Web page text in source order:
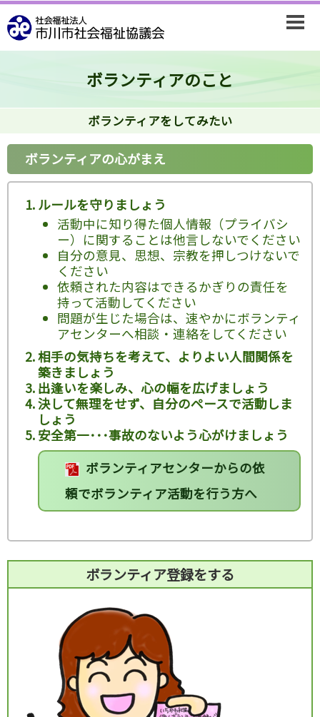
ボランティアのこと
ボランティアをしてみたい
ボランティアの心がまえ
ルールを守りましょう
活動中に知り得た個人情報（プライバシ
ー）に関することは他言しないでください
自分の意見、思想、宗教を押しつけないで
ください
依頼された内容はできるかぎりの責任を
持って活動してください
問題が生じた場合は、速やかにボランティ
アセンターへ相談・連絡をしてください
相手の気持ちを考えて、よりよい人間関係を
築きましょう
出逢いを楽しみ、心の幅を広げましょう
決して無理をせず、自分のペースで活動しま
しょう
安全第一･･･事故のないよう心がけましょう
ボランティアセンターからの依
頼でボランティア活動を行う方へ
ボランティア登録をする